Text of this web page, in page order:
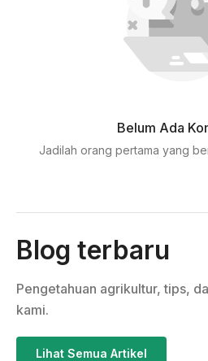
Belum Ada
Jadilah orang pertama yang
Blog terbaru
Pengetahuan agrikultur, tips,
kami.
Lihat Semua Artikel